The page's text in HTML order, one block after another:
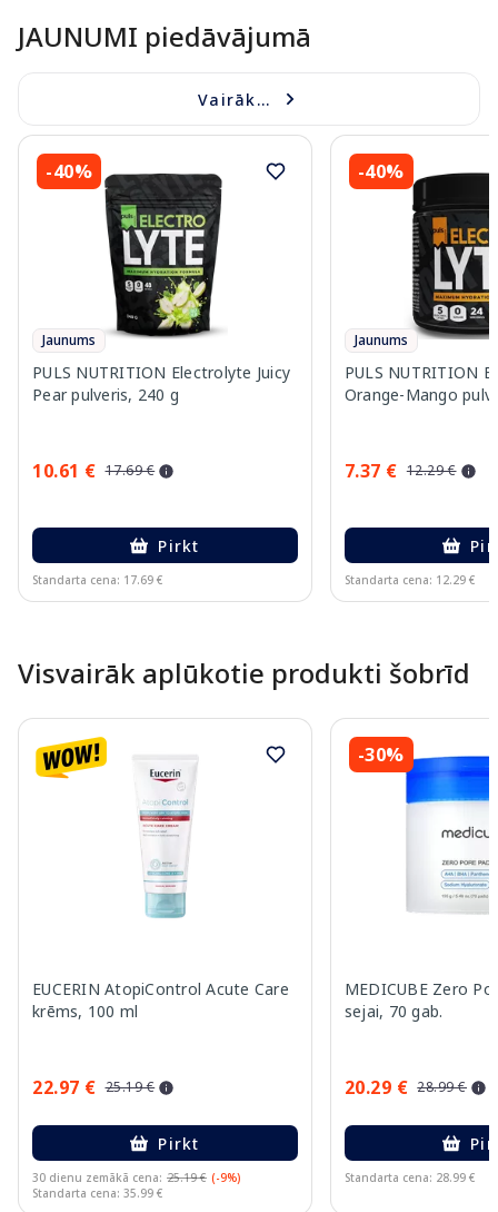
JAUNUMI piedāvājumā
Vairāk...
-40%
Jaunums
PULS NUTRITION Electrolyte Juicy
Pear pulveris, 240 g
10.61 € 17.69 €
Pirkt
Standarta cena: 17.69 €
-40%
Jaunums
PULS NUTRITION
Orange-Mango
7.37 € 12.29 €
Standarta cena: 12.29 €
Visvairāk aplūkotie produkti šobrīd
EUCERIN AtopiControl Acute Care
krēms, 100 ml
22.97 € 25.19 €
Pirkt
30 dienu zemākā cena: 25.19 € (-9%)
Standarta cena: 35.99 €
-30%
MEDICUBE Zero
sejai, 70 gab.
20.29 € 28.99 €
Standarta cena: 28.99 €